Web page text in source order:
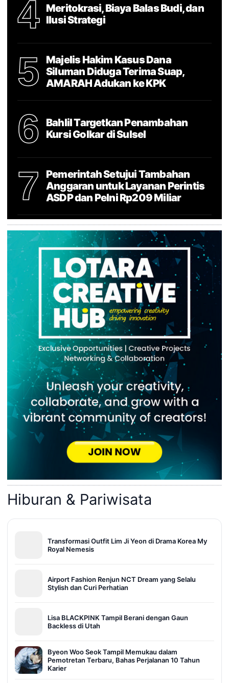
4
Meritokrasi, Biaya Balas Budi, dan
Ilusi Strategi
5
Majelis Hakim Kasus Dana
Siluman Diduga Terima Suap,
AMARAH Adukan ke KPK
6
Bahlil Targetkan Penambahan
Kursi Golkar di Sulsel
7
Pemerintah Setujui Tambahan
Anggaran untuk Layanan Perintis
ASDP dan Pelni Rp209 Miliar
Hiburan & Pariwisata
Transformasi Outfit Lim Ji Yeon di Drama Korea My
Royal Nemesis
Airport Fashion Renjun NCT Dream yang Selalu
Stylish dan Curi Perhatian
Lisa BLACKPINK Tampil Berani dengan Gaun
Backless di Utah
Byeon Woo Seok Tampil Memukau dalam
Pemotretan Terbaru, Bahas Perjalanan 10 Tahun
Karier